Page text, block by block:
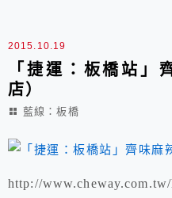
2015.10.19
「捷運：板橋站」
店）
藍線：板橋
http://